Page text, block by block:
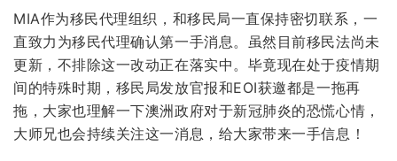
MIA作为移民代理组织，和移民局一直保持密切联系，一
直致力为移民代理确认第一手消息。虽然目前移民法尚未
更新，不排除这一改动正在落实中。毕竟现在处于疫情期
间的特殊时期，移民局发放官报和EOI获邀都是一拖再
拖，大家也理解一下澳洲政府对于新冠肺炎的恐慌心情，
大师兄也会持续关注这一消息，给大家带来一手信息！